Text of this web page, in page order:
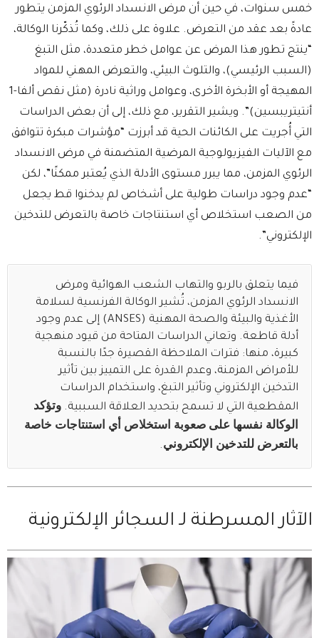
خمس سنوات، في حين أن مرض الانسداد الرئوي المزمن يتطور
عادةً بعد عقد من التعرض. علاوة على ذلك، وكما تُذكّرنا الوكالة،
“ينتج تطور هذا المرض عن عوامل خطر متعددة، مثل التبغ
(السبب الرئيسي)، والتلوث البيئي، والتعرض المهني للمواد
المهيجة أو الأبخرة الأخرى، وعوامل وراثية نادرة (مثل نقص ألفا-1
أنتيتريبسين)”. ويشير التقرير، مع ذلك، إلى أن بعض الدراسات
التي أُجريت على الكائنات الحية قد أبرزت “مؤشرات مبكرة تتوافق
مع الآليات الفيزيولوجية المرضية المتضمنة في مرض الانسداد
الرئوي المزمن، مما يبرر مستوى الأدلة الذي يُعتبر ممكنًا”، لكن
“عدم وجود دراسات طولية على أشخاص لم يدخنوا قط يجعل
من الصعب استخلاص أي استنتاجات خاصة بالتعرض للتدخين
الإلكتروني”.
فيما يتعلق بالربو والتهاب الشعب الهوائية ومرض
الانسداد الرئوي المزمن، تُشير الوكالة الفرنسية لسلامة
الأغذية والبيئة والصحة المهنية (ANSES) إلى عدم وجود
أدلة قاطعة. وتعاني الدراسات المتاحة من قيود منهجية
كبيرة، منها: فترات الملاحظة القصيرة جدًا بالنسبة
للأمراض المزمنة، وعدم القدرة على التمييز بين تأثير
التدخين الإلكتروني وتأثير التبغ، واستخدام الدراسات
المقطعية التي لا تسمح بتحديد العلاقة السببية. وتؤكد
الوكالة نفسها على صعوبة استخلاص أي استنتاجات خاصة
بالتعرض للتدخين الإلكتروني.
الآثار المسرطنة لـ السجائر الإلكترونية